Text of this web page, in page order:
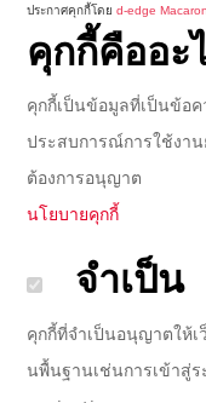
ประกาศคุกกี้โดยd-edge
คุกกี้คืออะ
คุกกี้เป็นข้อมูลที่เป็นข้อค
ประสบการณ์การใช้งา
ต้องการอนุญาต
นโยบายคุกกี้
จำเป็น
คุกกี้ที่จำเป็นอนุญาตให้
นพื้นฐานเช่นการเข้าสู่